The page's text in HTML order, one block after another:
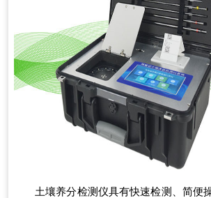
土壤养分检测仪具有快速检测、简便